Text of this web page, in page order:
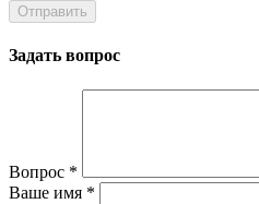
Задать вопрос
Вопрос *
Ваше имя *